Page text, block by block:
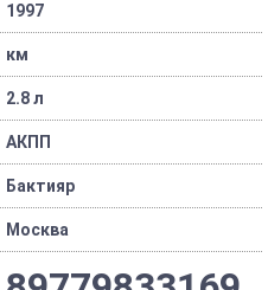
1997
км
2.8 л
АКПП
Бактияр
Москва